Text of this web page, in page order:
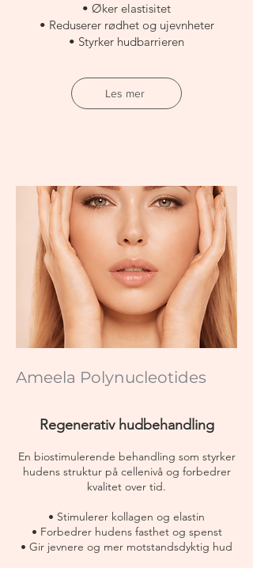
• Øker elastisitet
• Reduserer rødhet og ujevnheter
• Styrker hudbarrieren
Les mer
Ameela Polynucleotides
Regenerativ hudbehandling
En biostimulerende behandling som styrker
hudens struktur på cellenivå og forbedrer
kvalitet over tid.
• Stimulerer kollagen og elastin
• Forbedrer hudens fasthet og spenst
• Gir jevnere og mer motstandsdyktig hud